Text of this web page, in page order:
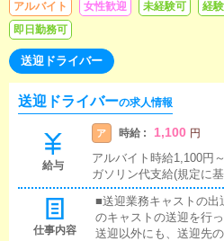
アルバイト 女性歓迎 未経験可 経
即日勤務可
送迎ドライバー
送迎ドライバーの求人情報
給与
ア 時給 : 1,100 円
アルバイト時給1,100円
ガソリン代支給(規定に
仕事内容
■送迎業務キャストの出
のキャストの送迎を行
送迎以外にも、送迎先